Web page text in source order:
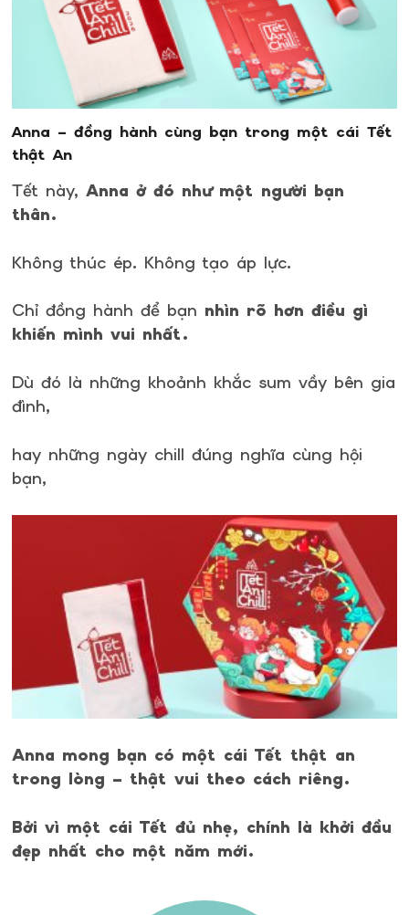
Anna – đồng hành cùng bạn trong một cái Tết
thật An
Tết này, Anna ở đó như một người bạn
thân.
Không thúc ép. Không tạo áp lực.
Chỉ đồng hành để bạn nhìn rõ hơn điều gì
khiến mình vui nhất.
Dù đó là những khoảnh khắc sum vầy bên gia
đình,
hay những ngày chill đúng nghĩa cùng hội
bạn,
Anna mong bạn có một cái Tết thật an
trong lòng – thật vui theo cách riêng.
Bởi vì một cái Tết đủ nhẹ, chính là khởi đầu
đẹp nhất cho một năm mới.